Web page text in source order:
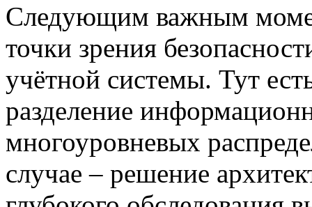
Следующим важным
точки зрения
учётной системы. Тут
разделение
многоуровневых
случае – решение